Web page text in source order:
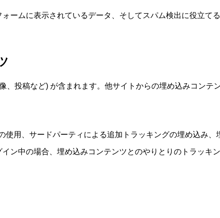
ームに表示されているデータ、そしてスパム検出に役立て
、投稿など) が含まれます。他サイトからの埋め込みコンテ
用、サードパーティによる追加トラッキングの埋め込み
ン中の場合、埋め込みコンテンツとのやりとりのトラッキン